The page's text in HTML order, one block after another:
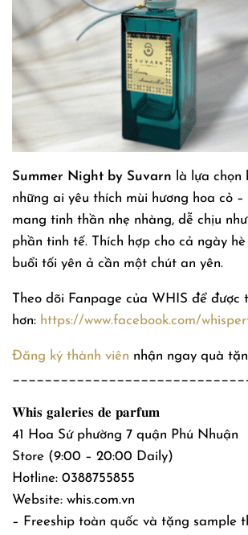
Summer Night by Suvarn là lựa chọn
những ai yêu thích mùi hương hoa cỏ
mang tinh thần nhẹ nhàng, dễ chịu
phần tinh tế. Thích hợp cho cả ngày
buổi tối yên ả cần một chút an yên.
Theo dõi Fanpage của WHIS để được
hơn: https://www.facebook.com/
Đăng ký thành viên nhận ngay quà
𝐖𝐡𝐢𝐬 𝐠𝐚𝐥𝐞𝐫𝐢𝐞𝐬 𝐝𝐞 𝐩𝐚𝐫𝐟𝐮𝐦
41 Hoa Sứ phường 7 quận Phú Nhuận
Store (9:00 – 20:00 Daily)
Hotline: 0388755855
Website: whis.com.vn
– Freeship toàn quốc và tặng sample